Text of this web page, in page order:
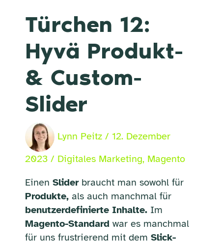
Türchen 12:
Hyvä Produkt-
& Custom-
Slider
Lynn Peitz / 12. Dezember
2023 / Digitales Marketing, Magento
Einen Sliderbraucht man sowohl für
Produkte, als auch manchmal für
benutzerdefinierte Inhalte.Im
Magento-Standardwar es manchmal
für uns frustrierend mit dem Slick-